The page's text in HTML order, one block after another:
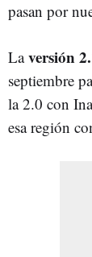
pasan por
Laversión
septiembre
la 2.0 con
esa región